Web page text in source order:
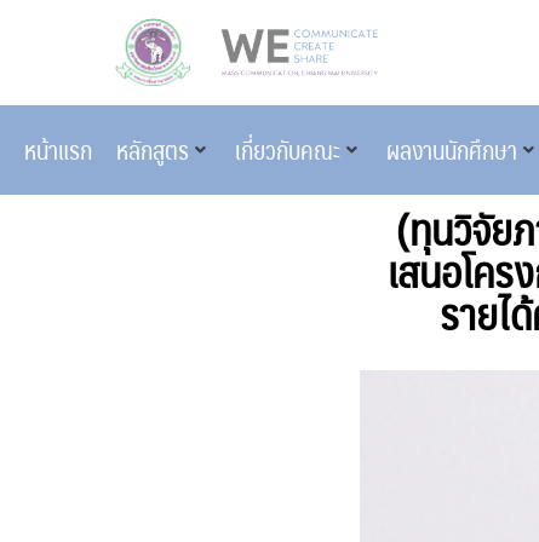
หน้าแรก หลักสูตร เกี่ยวกับคณะ ผลงานนักศึกษา
(ทุนวิจัย
เสนอโค
รายไ